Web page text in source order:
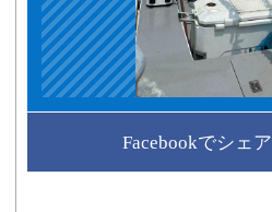
Facebookでシェア